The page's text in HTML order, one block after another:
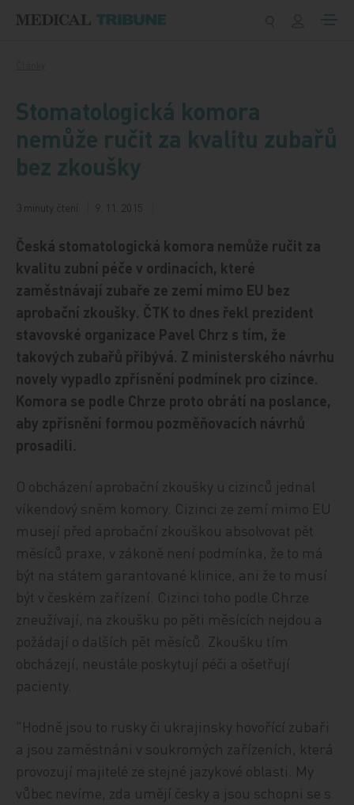
Stomatologická komora
nemůže ručit za kvalitu zubařů
bez zkoušky
3 minuty čtení 9. 11. 2015
Česká stomatologická komora nemůže ručit za
kvalitu zubní péče v ordinacích, které
zaměstnávají zubaře ze zemí mimo EU bez
aprobační zkoušky. ČTK to dnes řekl prezident
stavovské organizace Pavel Chrz s tím, že
takových zubařů přibývá. Z ministerského návrhu
novely vypadlo zpřísnění podmínek pro cizince.
Komora se podle Chrze proto obrátí na poslance,
aby zpřísnění formou pozměňovacích návrhů
prosadili.
O obcházení aprobační zkoušky u cizinců jednal
víkendový sněm komory. Cizinci ze zemí mimo EU
musejí před aprobační zkouškou absolvovat pět
měsíců praxe, v zákoně není podmínka, že to má
být na státem garantované klinice, ani že to musí
být v českém zařízení. Cizinci toho podle Chrze
zneužívají, na zkoušku po pěti měsících nejdou a
požádají o dalších pět měsíců. Zkoušku tím
obcházejí, neustále poskytují péči a ošetřují
pacienty.
"Hodně jsou to rusky či ukrajinsky hovořící zubaři
a jsou zaměstnáni v soukromých zařízeních, která
provozují majitelé ze stejné jazykové oblasti. My
vůbec nevíme, zda umějí česky a jsou schopni se s